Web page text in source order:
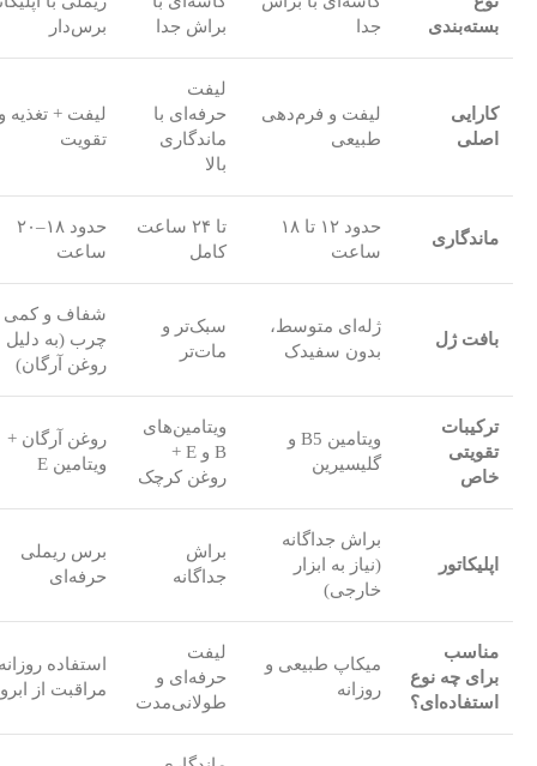
بسته‌بندی
جدا
براش جدا
برس‌دار
کارایی
اصلی
لیفت و فرم‌دهی
طبیعی
لیفت
حرفه‌ای با
ماندگاری
بالا
لیفت + تغذیه
تقویت
ماندگاری
حدود ۱۲ تا ۱۸
ساعت
تا ۲۴ ساعت
کامل
حدود ۱۸–۲۰
ساعت
بافت ژل
ژله‌ای متوسط،
بدون سفیدک
سبک‌تر و
مات‌تر
شفاف و کمی
چرب (به دلیل
روغن آرگان)
ترکیبات
تقویتی
خاص
ویتامین B5 و
گلیسیرین
ویتامین‌های
B و E +
روغن کرچک
روغن آرگان +
ویتامین E
اپلیکاتور
براش جداگانه
(نیاز به ابزار
خارجی)
براش
جداگانه
برس ریملی
حرفه‌ای
مناسب
برای چه نوع
استفاده‌ای؟
میکاپ طبیعی و
روزانه
لیفت
حرفه‌ای و
طولانی‌مدت
استفاده
مراقبت از ابرو